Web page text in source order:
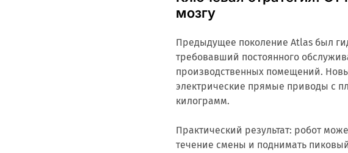
мозгу
Предыдущее поколение Atlas был
требовавший постоянного
производственных помещений.
электрические прямые приводы с
килограмм.
Практический результат: робот
течение смены и поднимать